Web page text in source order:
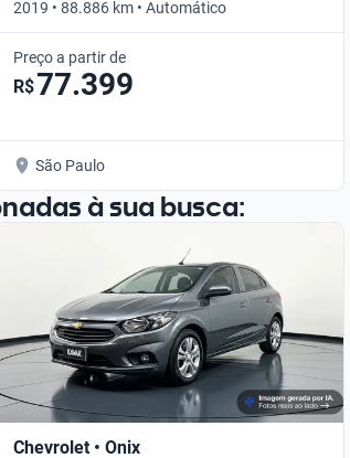
2019 • 88.886 km • Automático
Preço a partir de
R$77.399
São Paulo
à sua busca:
Chevrolet • Onix